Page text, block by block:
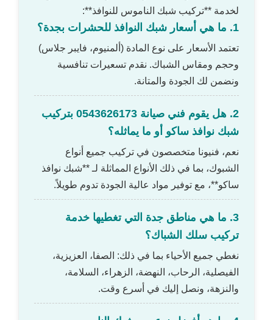
لخدمة **تركيب شبك الناموس للنوافذ**:
1. ما هي أسعار شبك النوافذ للحشرات بجدة؟
تعتمد الأسعار على نوع المادة (ألمنيوم، فايبر جلاس)
وحجم ومقاس الشباك. نقدم تسعيرات تنافسية
ونضمن لك الجودة والمتانة.
2. هل يقوم فني صيانة 0543626173 بتركيب
شبك نوافذ ساكو أو ما يماثله؟
نعم، فنيونا متخصصون في تركيب جميع أنواع
الشبوك، بما في ذلك الأنواع المماثلة لـ **شبك نوافذ
ساكو**، مع توفير مواد عالية الجودة تدوم طويلاً.
3. ما هي مناطق جدة التي تغطيها خدمة
تركيب سلك الشباك؟
نغطي جميع الأحياء بما في ذلك: الصفا، العزيزية،
الفيصلية، الرحاب، النهضة، الزهراء، السلامة،
والنزهة، ونصل إليك في أسرع وقت.